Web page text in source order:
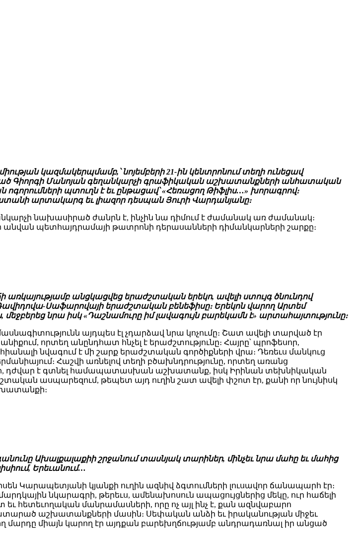
կազմակերպմամբ,՝ նոյեմբերի 21-ին կենտրոնում տեղի ունեցավ
Գիորգի Մանոյան գեղանկարչի գրաֆիկական աշխատանքների անհատական
պտուղն է եւ ընթացավ՝ «Հեռացող Թիֆլիս…» խորագրով։
արտակարգ եւ լիազոր դեսպան Յուրի Վարդանյանը։
նախասիրած ժանրն է, ինչին նա դիմում է ժամանակ առ ժամանակ։
անվան պետհայդրամայի թատրոնի դերասանների դիմանկարների շարքը։
առկայությամբ անցկացվեց երաժշտական երեկո, ավելի ստույգ ծնունդով
Սաֆարովայի երաժշտական բենեֆիսը։ Երեկոն վարող Արտեմ
նրա իսկ «Դաշնամուրը իմ լավագույն բարեկամն է» արտահայտությունը։
այդպես էլ չդարձավ նրա կոչումը։ Շատ ավելի տարված էր
որտեղ անընդհատ հնչել է երաժշտությունը։ Հայրը՝ պրոֆեսոր,
նվագում է մի շարք երաժշտական գործիքների վրա։ Դեռեւս մանկուց
Հաշվի առնելով տեղի բծախնդրությունը, որտեղ առանց
է գտնել համապատասխան աշխատանք, իսկ Իրինան տեխնիկական
ասպարեզում, թեպետ այդ ուղին շատ ավելի փշոտ էր, քանի որ նույնիսկ
Ախալքալաքիի շրջանում տասնյակ տարիներ, մինչեւ նրա մահը եւ մահից
Երեւանում…
կյանքի ուղին ազնիվ ձգտումների լուսավոր ճանապարհ էր։
նկարագրի, թերեւս, ամենախոսուն ապացույցներից մեկը, ուր հաճելի
հետեւողական մանրամասների, որը ոչ այլ ինչ է, քան ազնվաբարո
աշխատանքների մասին։ Սեփական անձի եւ իրականության միջեւ
միայն կարող էր այդքան բարեխղճությամբ անդրադառնալ իր անցած